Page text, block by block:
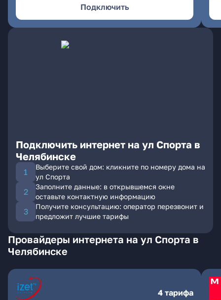
Подключить
Подключить интернет на ул Спорта в
Челябинске
Выберите свой дом: кликните по номеру дома на
ул Спорта
Заполните данные: в открывшемся окне
оставьте контактную информацию
Получите консультацию: оператор перезвонит и
предложит лучшие тарифы
Провайдеры интернета на ул Спорта в
Челябинске
4 тарифа